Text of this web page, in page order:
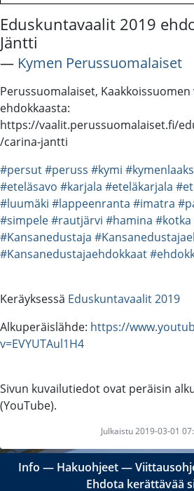
Eduskuntavaalit 2019
Jäntti
― Kymen Perussuomalaiset
Perussuomalaiset, Kaakkoissuomen
ehdokkaasta:
https://vaalit.perussuomalaiset.fi/
/carina-jantti
#persut#peruss #kymi
#eteläsavo #karjala #eteläkarjala
#luumäki #lappeenranta #imatra
#simpele#rautjärvi #hamina #kotka
#Kansanedustaja
#Kansanedustajaehdokkaat
Keräyksessä Eduskuntavaalit 2019
Alkuperäislähde: https://
v=EVYUTAul1H4
Sivun kuvailutiedot ovat peräisin
(YouTube).
Julkaistu 2019-03-01
Info ― Hakuohjeet―
Ehdota kerättävää